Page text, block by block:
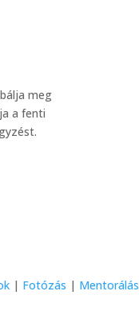
meg
a fenti
| Fotózás | Mentorálás